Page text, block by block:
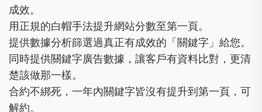
成效。
用正規的白帽手法提升網站分數至第一頁。
提供數據分析篩選過真正有成效的「關鍵字」給您。
同時提供關鍵字廣告數據，讓客戶有資料比對，更清
楚該做那一樣。
合約不綁死，一年內關鍵字皆沒有提升到第一頁，可
解約。